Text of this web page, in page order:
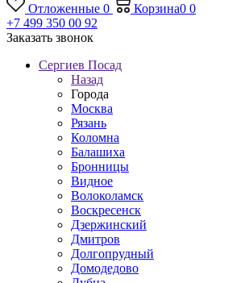
Отложенные 0 Корзина0 0
+7 499 350 00 92
Заказать звонок
Сергиев Посад
Назад
Города
Москва
Рязань
Коломна
Балашиха
Бронницы
Видное
Волоколамск
Воскресенск
Дзержинский
Дмитров
Долгопрудный
Домодедово